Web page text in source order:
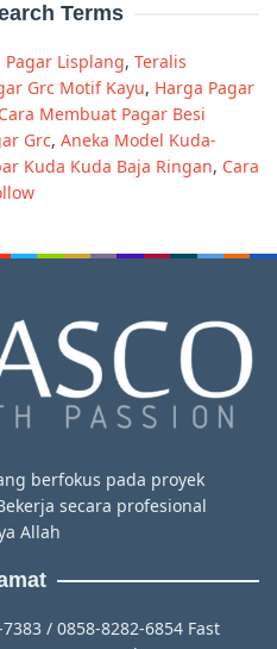
Terms
Pagar Lisplang, Teralis
Grc Motif Kayu, Harga Pagar
Cara Membuat Pagar Besi
Grc, Aneka Model Kuda-
Kuda Kuda Baja Ringan, Cara
berfokus pada proyek
secara profesional
Allah
/ 0858-8282-6854 Fast